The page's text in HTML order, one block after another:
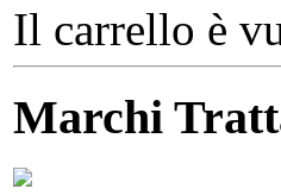
Il carrello è
Marchi